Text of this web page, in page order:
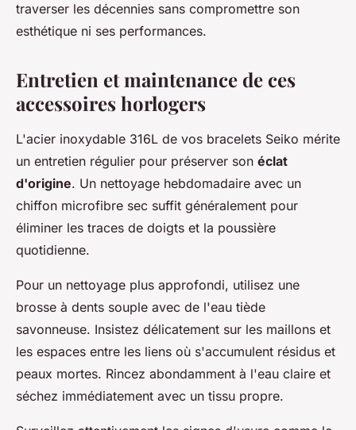
traverser les décennies sans compromettre son
esthétique ni ses performances.
Entretien et maintenance de ces
accessoires horlogers
L'acier inoxydable 316L de vos bracelets Seiko mérite
un entretien régulier pour préserver son éclat
d'origine. Un nettoyage hebdomadaire avec un
chiffon microfibre sec suffit généralement pour
éliminer les traces de doigts et la poussière
quotidienne.
Pour un nettoyage plus approfondi, utilisez une
brosse à dents souple avec de l'eau tiède
savonneuse. Insistez délicatement sur les maillons et
les espaces entre les liens où s'accumulent résidus et
peaux mortes. Rincez abondamment à l'eau claire et
séchez immédiatement avec un tissu propre.